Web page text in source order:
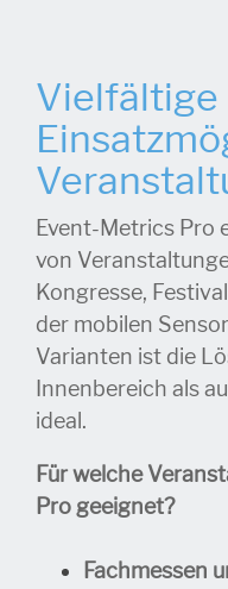
Vielfältige
Event-Metrics Pro
von
Kongresse,
der mobilen
Varianten ist die
Innenbereich als
ideal.
Für welche
Pro geeignet?
Fachmessen